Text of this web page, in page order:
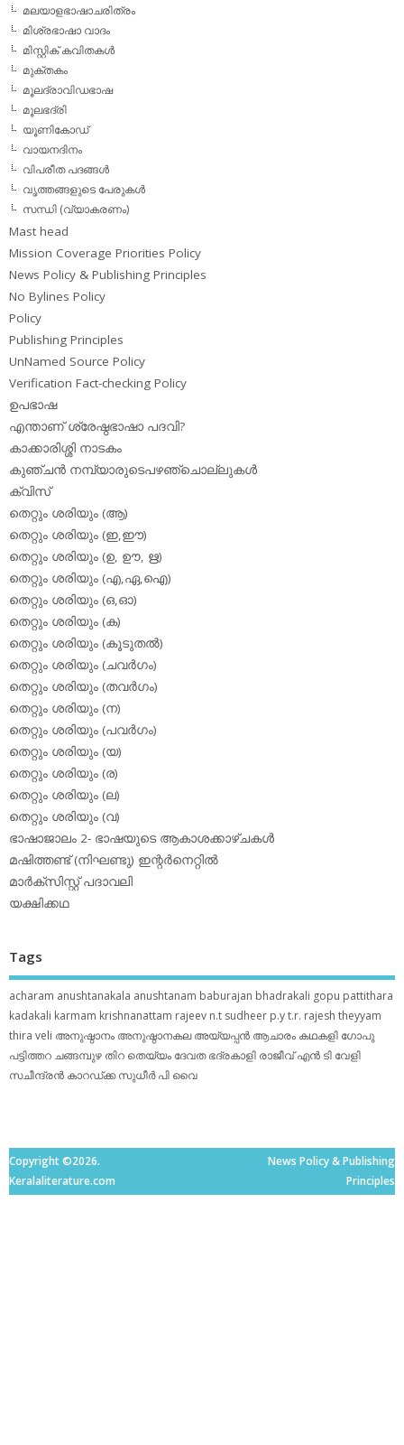
മലയാളഭാഷാചരിത്രം
മിശ്രഭാഷാ വാദം
മിസ്റ്റിക് കവിതകള്‍
മുക്തകം
മൂലദ്രാവിഡഭാഷ
മൂലഭദ്രി
യൂണികോഡ്
വായനദിനം
വിപരീത പദങ്ങള്‍
വൃത്തങ്ങളുടെ പേരുകള്‍
സന്ധി (വ്യാകരണം)
Mast head
Mission Coverage Priorities Policy
News Policy & Publishing Principles
No Bylines Policy
Policy
Publishing Principles
UnNamed Source Policy
Verification Fact-checking Policy
ഉപഭാഷ
എന്താണ് ശ്രേഷ്ഠഭാഷാ പദവി?
കാക്കാരിശ്ശി നാടകം
കുഞ്ചന്‍ നമ്പ്യാരുടെപഴഞ്ചൊല്ലുകള്‍
ക്വിസ്
തെറ്റും ശരിയും (ആ)
തെറ്റും ശരിയും (ഇ,ഈ)
തെറ്റും ശരിയും (ഉ, ഊ, ഋ)
തെറ്റും ശരിയും (എ,ഏ,ഐ)
തെറ്റും ശരിയും (ഒ,ഓ)
തെറ്റും ശരിയും (ക)
തെറ്റും ശരിയും (കൂടുതല്‍)
തെറ്റും ശരിയും (ചവര്‍ഗം)
തെറ്റും ശരിയും (തവര്‍ഗം)
തെറ്റും ശരിയും (ന)
തെറ്റും ശരിയും (പവര്‍ഗം)
തെറ്റും ശരിയും (യ)
തെറ്റും ശരിയും (ര)
തെറ്റും ശരിയും (ല)
തെറ്റും ശരിയും (വ)
ഭാഷാജാലം 2- ഭാഷയുടെ ആകാശക്കാഴ്ചകള്‍
മഷിത്തണ്ട് (നിഘണ്ടു) ഇന്റര്‍നെറ്റില്‍
മാര്‍ക്‌സിസ്റ്റ് പദാവലി
യക്ഷിക്കഥ
Tags
acharam anushtanakala anushtanam baburajan bhadrakali gopu pattithara
kadakali karmam krishnanattam rajeev n.t sudheer p.yt.r. rajesh theyyam
thira veli അനുഷ്ഠാനം അനുഷ്ഠാനകല അയ്യപ്പന്‍ ആചാരം കഥകളി ഗോപു
പട്ടിത്തറ ചങ്ങമ്പുഴ തിറ തെയ്യം ദേവത ഭദ്രകാളി രാജീവ് എൻ ടി വേളി
സചീന്ദ്രന്‍ കാറഡ്ക്ക സുധീര്‍ പി വൈ
Copyright ©2026.
Keralaliterature.com
News Policy & Publishing
Principles